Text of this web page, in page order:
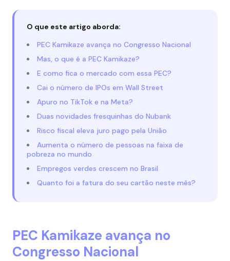
O que este artigo aborda:
PEC Kamikaze avança no Congresso Nacional
Mas, o que é a PEC Kamikaze?
E como fica o mercado com essa PEC?
Cai o número de IPOs em Wall Street
Apuro no TikTok e na Meta?
Duas novidades fresquinhas do Nubank
Risco fiscal eleva juro pago pela União
Aumenta o número de pessoas na faixa de
pobreza no mundo
Empregos verdes crescem no Brasil
Quanto foi a fatura do seu cartão neste mês?
PEC Kamikaze avança no
Congresso Nacional